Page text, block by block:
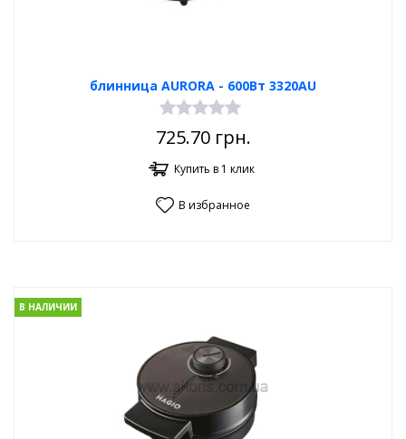
блинница AURORA - 600Вт 3320AU
725.70грн.
Купить в 1 клик
В избранное
В НАЛИЧИИ